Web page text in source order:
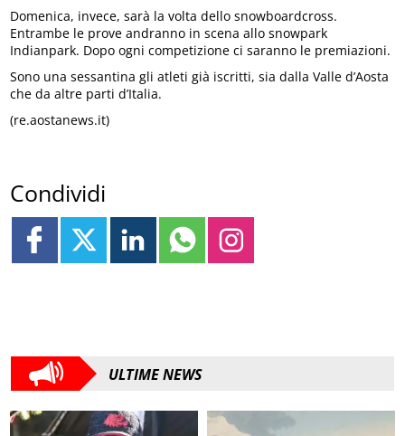
Domenica, invece, sarà la volta dello snowboardcross.
Entrambe le prove andranno in scena allo snowpark
Indianpark. Dopo ogni competizione ci saranno le premiazioni.
Sono una sessantina gli atleti già iscritti, sia dalla Valle d’Aosta
che da altre parti d’Italia.
(re.aostanews.it)
Condividi
ULTIME NEWS